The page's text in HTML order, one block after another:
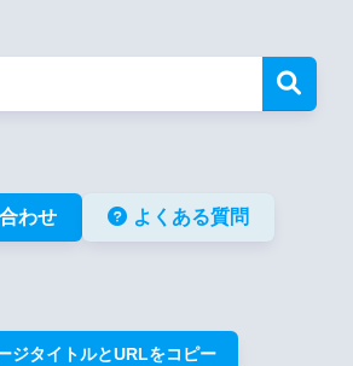
わせ よくある質問
ジタイトルとURLをコピー